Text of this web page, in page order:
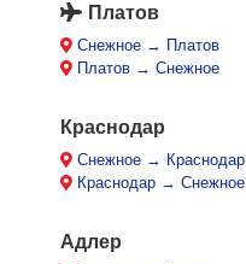
Платов
Снежное → Платов
Платов → Снежное
Краснодар
Снежное → Краснодар
Краснодар → Снежное
Адлер